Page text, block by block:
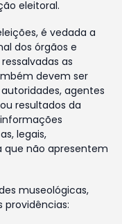
eleitoral.
é vedada a
dos órgãos e
as
devem ser
agentes
resultados da
legais,
que não apresentem
museológicas,
providências: